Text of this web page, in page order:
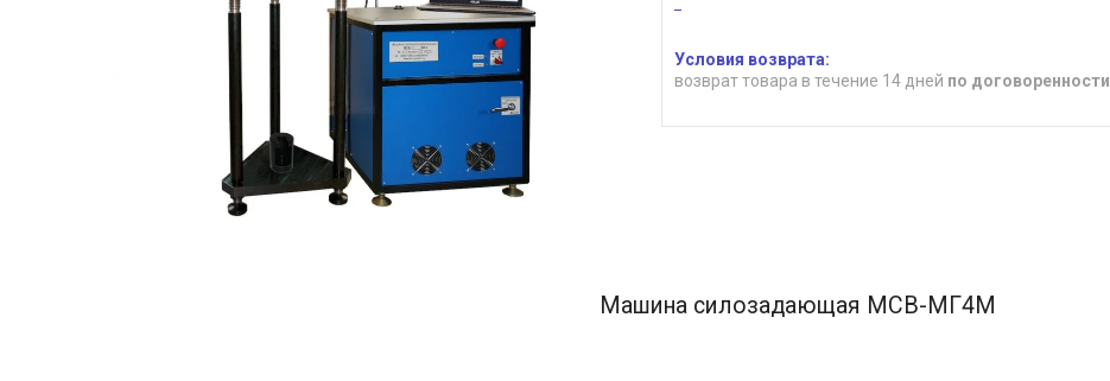
возврат товара в течение 14 дней по договоренности
Машина силозадающая МСВ-МГ4М